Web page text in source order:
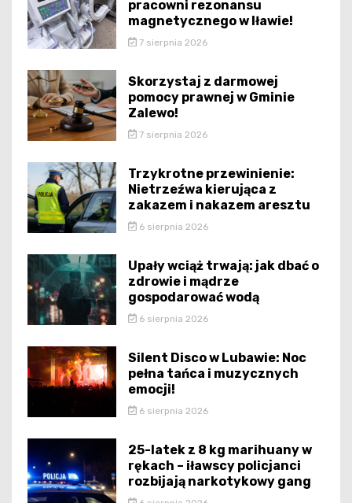
pracowni rezonansu
magnetycznego w Iławie!
7 sierpnia 2026
Skorzystaj z darmowej
pomocy prawnej w Gminie
Zalewo!
7 sierpnia 2026
Trzykrotne przewinienie:
Nietrzeźwa kierująca z
zakazem i nakazem aresztu
6 sierpnia 2026
Upały wciąż trwają: jak dbać o
zdrowie i mądrze
gospodarować wodą
6 sierpnia 2026
Silent Disco w Lubawie: Noc
pełna tańca i muzycznych
emocji!
6 sierpnia 2026
25-latek z 8 kg marihuany w
rękach – iławscy policjanci
rozbijają narkotykowy gang